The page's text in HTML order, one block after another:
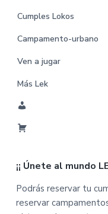
Cumples Lokos
Campamento-urbano
Ven a jugar
Más Lek
e
n
r
i
t
¡¡ Únete al mundo
Podrás reservar tu
reservar